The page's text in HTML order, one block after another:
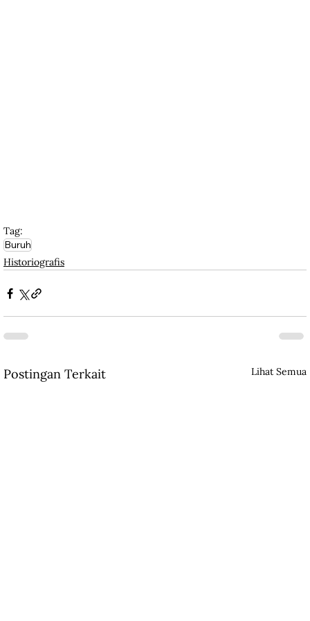
Tag:
Buruh
Historiografis
Postingan Terkait Lihat Semua